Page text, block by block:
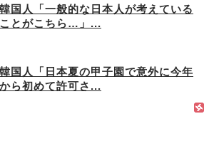
韓国人「一般的な日本人が考えている
ことがこちら…」...
韓国人「日本夏の甲子園で意外に今年
から初めて許可さ...